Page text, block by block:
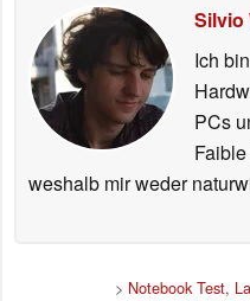
Silvio
Ich
PCs
weshalb mir weder
> Notebook Test,